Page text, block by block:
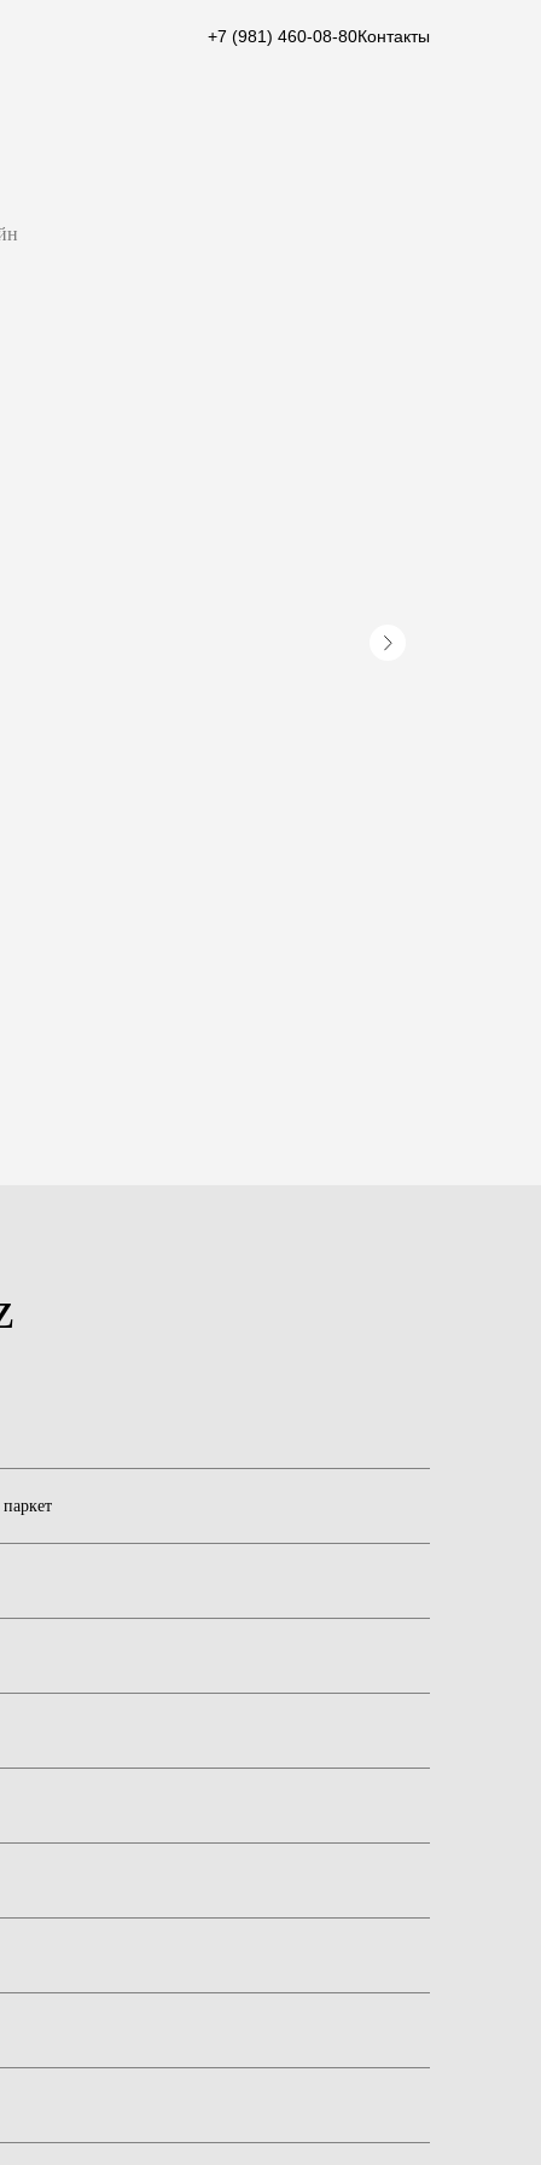
+7 (981) 460-08-80Контакты